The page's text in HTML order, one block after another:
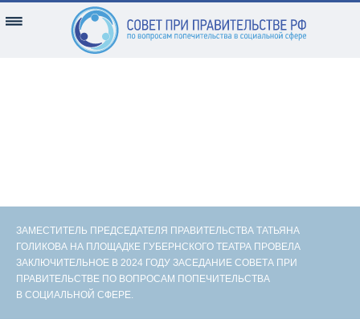
ЗАМЕСТИТЕЛЬ ПРЕДСЕДАТЕЛЯ ПРАВИТЕЛЬСТВА ТАТЬЯНА
ГОЛИКОВА НА ПЛОЩАДКЕ ГУБЕРНСКОГО ТЕАТРА ПРОВЕЛА
ЗАКЛЮЧИТЕЛЬНОЕ В 2024 ГОДУ ЗАСЕДАНИЕ СОВЕТА ПРИ
ПРАВИТЕЛЬСТВЕ ПО ВОПРОСАМ ПОПЕЧИТЕЛЬСТВА
В СОЦИАЛЬНОЙ СФЕРЕ.